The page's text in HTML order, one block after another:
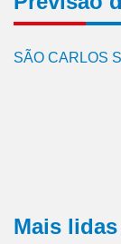
SÃO CARLOS
Mais lidas